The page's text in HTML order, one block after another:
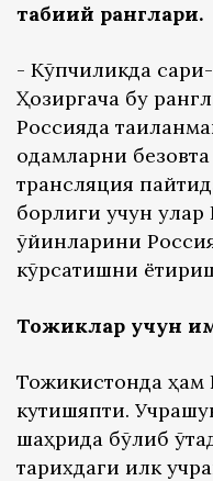
табиий ранглари.
- Кўпчиликда
Ҳозиргача бу
Россияда
одамларни
трансляция
борлиги учун
ўйинларини
кўрсатишни
Тожиклар учун
Тожикистонда ҳам
кутишяпти.
шаҳрида бўлиб
тарихдаги илк